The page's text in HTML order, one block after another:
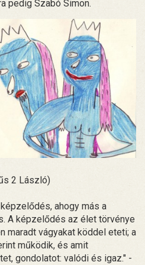
pedig Szabó Simon.
2 László)
ahogy más a
A képzelődés az élet törvénye
maradt vágyakat köddel eteti; a
működik, és amit
gondolatot: valódi és igaz." -